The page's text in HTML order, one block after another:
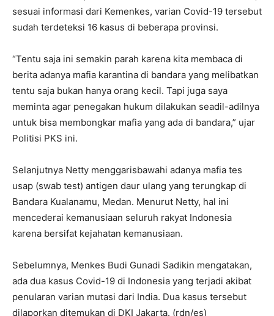
sesuai informasi dari Kemenkes, varian Covid-19 tersebut
sudah terdeteksi 16 kasus di beberapa provinsi.
“Tentu saja ini semakin parah karena kita membaca di
berita adanya mafia karantina di bandara yang melibatkan
tentu saja bukan hanya orang kecil. Tapi juga saya
meminta agar penegakan hukum dilakukan seadil-adilnya
untuk bisa membongkar mafia yang ada di bandara,” ujar
Politisi PKS ini.
Selanjutnya Netty menggarisbawahi adanya mafia tes
usap (swab test) antigen daur ulang yang terungkap di
Bandara Kualanamu, Medan. Menurut Netty, hal ini
mencederai kemanusiaan seluruh rakyat Indonesia
karena bersifat kejahatan kemanusiaan.
Sebelumnya, Menkes Budi Gunadi Sadikin mengatakan,
ada dua kasus Covid-19 di Indonesia yang terjadi akibat
penularan varian mutasi dari India. Dua kasus tersebut
dilaporkan ditemukan di DKI Jakarta. (rdn/es)